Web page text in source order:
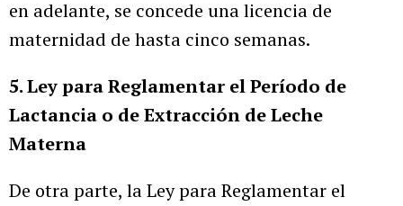
en adelante, se concede una licencia de
maternidad de hasta cinco semanas.
5. Ley para Reglamentar el Período de
Lactancia o de Extracción de Leche
Materna
De otra parte, la Ley para Reglamentar el